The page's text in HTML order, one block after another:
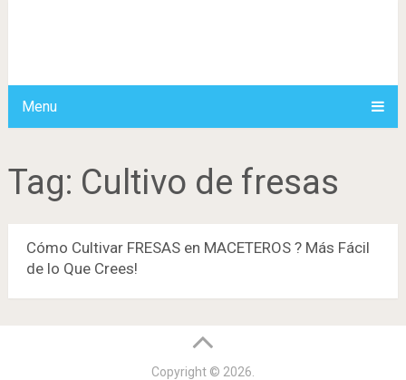
Menu
Tag: Cultivo de fresas
Cómo Cultivar FRESAS en MACETEROS ? Más Fácil
de lo Que Crees!
Copyright © 2026.